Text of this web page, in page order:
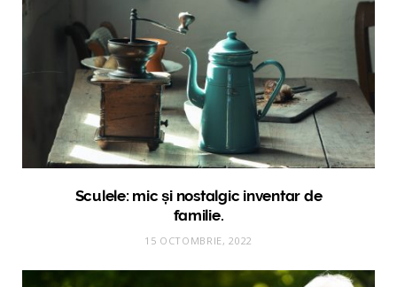
Sculele: mic și nostalgic inventar de
familie.
15 OCTOMBRIE, 2022